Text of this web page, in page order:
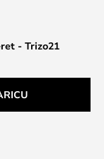
- Trizo21